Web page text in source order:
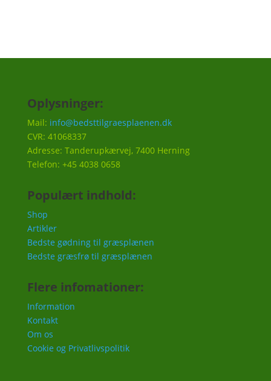
Oplysninger:
Mail: info@bedsttilgraesplaenen.dk
CVR: 41068337
Adresse: Tanderupkærvej, 7400 Herning
Telefon: +45 4038 0658
Populært indhold:
Shop
Artikler
Bedste gødning til græsplænen
Bedste græsfrø til græsplænen
Flere infomationer:
Information
Kontakt
Om os
Cookie og Privatlivspolitik